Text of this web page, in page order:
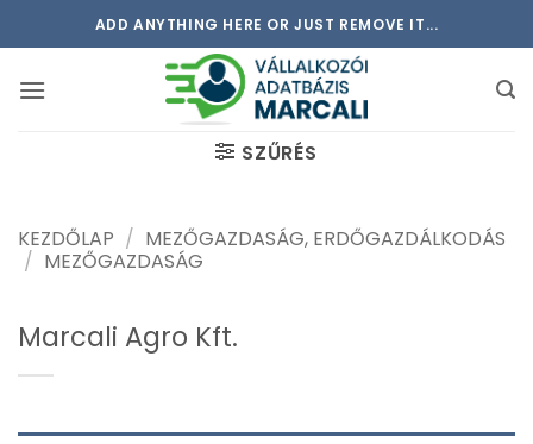
to
ADD ANYTHING HERE OR JUST REMOVE IT...
SZŰRÉS
KEZDŐLAP / MEZŐGAZDASÁG, ERDŐGAZDÁLKODÁS
/ MEZŐGAZDASÁG
Marcali Agro Kft.